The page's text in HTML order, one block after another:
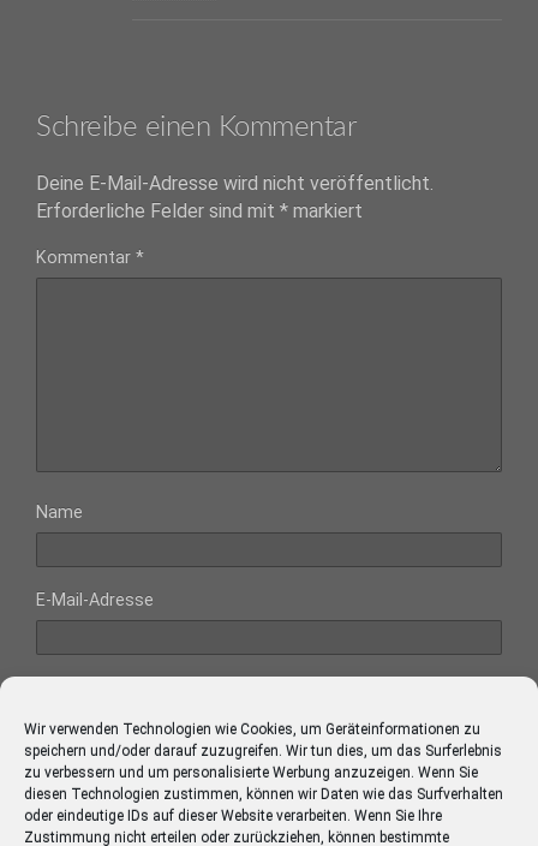
Wir verwenden Technologien wie Cookies, um Geräteinformationen zu
speichern und/oder darauf zuzugreifen. Wir tun dies, um das Surferlebnis
zu verbessern und um personalisierte Werbung anzuzeigen. Wenn Sie
diesen Technologien zustimmen, können wir Daten wie das Surfverhalten
oder eindeutige IDs auf dieser Website verarbeiten. Wenn Sie Ihre
Zustimmung nicht erteilen oder zurückziehen, können bestimmte
Schreibe einen Kommentar
Deine E-Mail-Adresse wird nicht veröffentlicht.
Erforderliche Felder sind mit * markiert
Kommentar *
Name
E-Mail-Adresse
Diese Website verwendet Akismet, um Spam zu reduzieren.